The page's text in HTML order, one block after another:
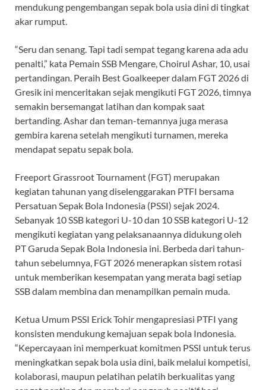
mendukung pengembangan sepak bola usia dini di tingkat
akar rumput.
“Seru dan senang. Tapi tadi sempat tegang karena ada adu
penalti,” kata Pemain SSB Mengare, Choirul Ashar, 10, usai
pertandingan. Peraih Best Goalkeeper dalam FGT 2026 di
Gresik ini menceritakan sejak mengikuti FGT 2026, timnya
semakin bersemangat latihan dan kompak saat
bertanding. Ashar dan teman-temannya juga merasa
gembira karena setelah mengikuti turnamen, mereka
mendapat sepatu sepak bola.
Freeport Grassroot Tournament (FGT) merupakan
kegiatan tahunan yang diselenggarakan PTFI bersama
Persatuan Sepak Bola Indonesia (PSSI) sejak 2024.
Sebanyak 10 SSB kategori U-10 dan 10 SSB kategori U-12
mengikuti kegiatan yang pelaksanaannya didukung oleh
PT Garuda Sepak Bola Indonesia ini. Berbeda dari tahun-
tahun sebelumnya, FGT 2026 menerapkan sistem rotasi
untuk memberikan kesempatan yang merata bagi setiap
SSB dalam membina dan menampilkan pemain muda.
Ketua Umum PSSI Erick Tohir mengapresiasi PTFI yang
konsisten mendukung kemajuan sepak bola Indonesia.
“Kepercayaan ini memperkuat komitmen PSSI untuk terus
meningkatkan sepak bola usia dini, baik melalui kompetisi,
kolaborasi, maupun pelatihan pelatih berkualitas yang